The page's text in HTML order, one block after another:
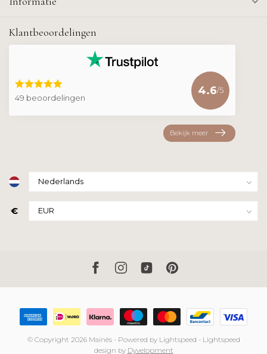
Klantbeoordelingen
49 beoordelingen
4.6/5
Bekijk meer
€
© Copyright 2026 Mainès - Powered by Lightspeed - Lightspeed
design by Dyvelopment